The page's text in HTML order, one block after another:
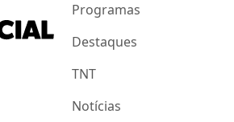
Programas
Destaques
TNT
Notícias